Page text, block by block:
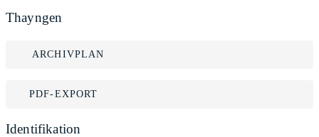
Thayngen
ARCHIVPLAN
PDF-EXPORT
Identifikation